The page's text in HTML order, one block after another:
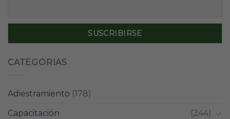
CATEGORIAS
Adiestramiento (178)
Capacitación
(244)